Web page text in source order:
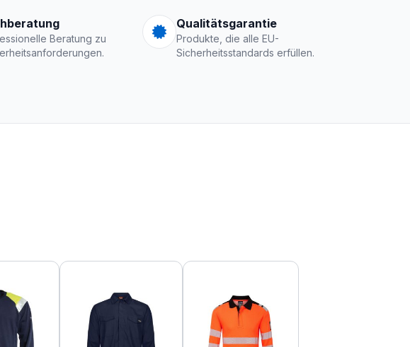
Beratung zu
Qualitätsgarantie
Produkte, die alle EU-
Sicherheitsstandards erfüllen.